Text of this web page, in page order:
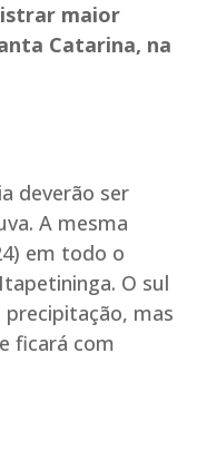
maior
Catarina, na
deverão ser
A mesma
em todo o
O sul
mas
ficará com